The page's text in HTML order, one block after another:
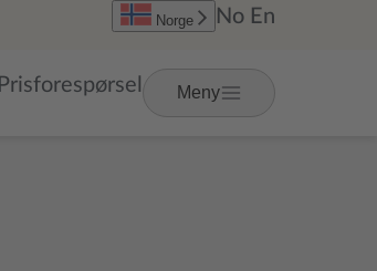
Prisforespørsel Meny
Norge No En